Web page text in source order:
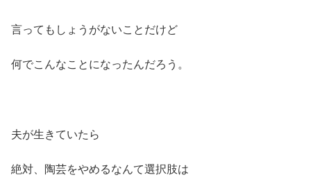
言ってもしょうがないことだけど
何でこんなことになったんだろう。
夫が生きていたら
絶対、陶芸をやめるなんて選択肢は